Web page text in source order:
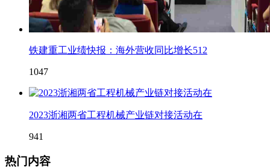
铁建重工业绩快报：海外营收同比增长512
1047
2023浙湘两省工程机械产业链对接活动在
941
热门内容